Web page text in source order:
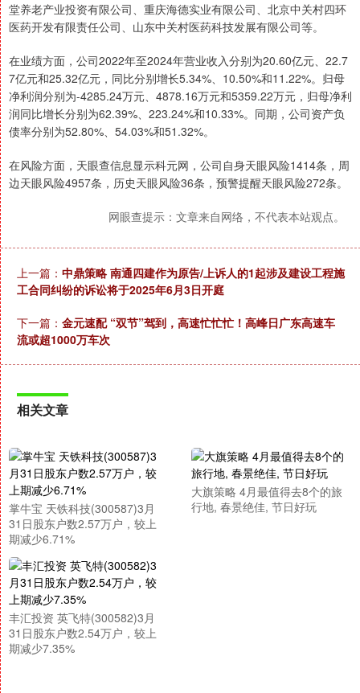
堂养老产业投资有限公司、重庆海德实业有限公司、北京中关村四环
医药开发有限责任公司、山东中关村医药科技发展有限公司等。
在业绩方面，公司2022年至2024年营业收入分别为20.60亿元、22.7
7亿元和25.32亿元，同比分别增长5.34%、10.50%和11.22%。归母
净利润分别为-4285.24万元、4878.16万元和5359.22万元，归母净利
润同比增长分别为62.39%、223.24%和10.33%。同期，公司资产负
债率分别为52.80%、54.03%和51.32%。
在风险方面，天眼查信息显示科元网，公司自身天眼风险1414条，周
边天眼风险4957条，历史天眼风险36条，预警提醒天眼风险272条。
网眼查提示：文章来自网络，不代表本站观点。
上一篇： 中鼎策略 南通四建作为原告/上诉人的1起涉及建设工程施
工合同纠纷的诉讼将于2025年6月3日开庭
下一篇： 金元速配 “双节”驾到，高速忙忙忙！高峰日广东高速车
流或超1000万车次
相关文章
掌牛宝 天铁科技(300587)3月
31日股东户数2.57万户，较上
期减少6.71%
大旗策略 4月最值得去8个的旅
行地, 春景绝佳, 节日好玩
丰汇投资 英飞特(300582)3月
31日股东户数2.54万户，较上
期减少7.35%